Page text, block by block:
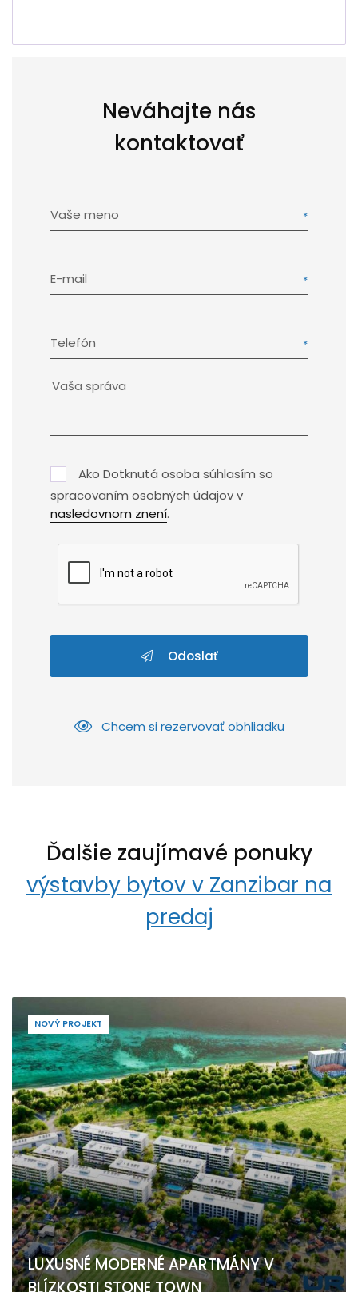
Neváhajte nás
kontaktovať
Vaše meno
E-mail
Telefón
Ako Dotknutá osoba súhlasím so
spracovaním osobných údajov v
nasledovnom znení.
Odoslať
Chcem si rezervovať obhliadku
Ďalšie zaujímavé ponuky
výstavby bytov v Zanzibar na
predaj
NOVÝ PROJEKT
LUXUSNÉ MODERNÉ APARTMÁNY V
BLÍZKOSTI STONE TOWN